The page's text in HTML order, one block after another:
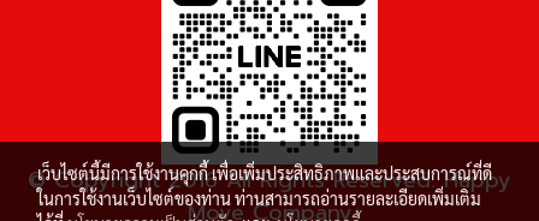
© Copyright 2016 All Rights Reserved. Happy
Move Company
เว็บไซต์นี้มีการใช้งานคุกกี้ เพื่อเพิ่มประสิทธิภาพและประสบการณ์ที่ดี
ในการใช้งานเว็บไซต์ของท่าน ท่านสามารถอ่านรายละเอียดเพิ่มเติม